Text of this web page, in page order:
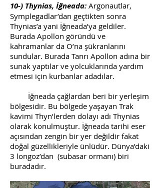
10-) Thynias, İğneada: Argonautlar,
Symplegadlar’dan geçtikten sonra
Thynias’a yani İğneada’ya geldiler.
Burada Apollon göründü ve
kahramanlar da O’na şükranlarını
sundular. Burada Tanrı Apollon adına bir
sunak yaptılar ve yolcuklarında yardım
etmesi için kurbanlar adadılar.
İğneada çağlardan beri bir yerleşim
bölgesidir. Bu bölgede yaşayan Trak
kavimi Thyn’lerden dolayı adı Thynias
olarak konulmuştur. İğneada tarihi eser
açısından zengin bir yer değildir fakat
doğal güzellikleriyle ünlüdür. Dünya’daki
3 longoz’dan (subasar ormanı) biri
buradadır.